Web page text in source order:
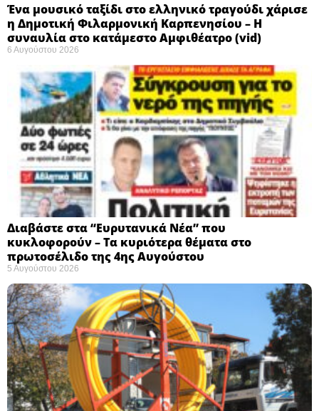
Ένα μουσικό ταξίδι στο ελληνικό τραγούδι χάρισε
η Δημοτική Φιλαρμονική Καρπενησίου – Η
συναυλία στο κατάμεστο Αμφιθέατρο (vid)
6 Αυγούστου 2026
Διαβάστε στα “Ευρυτανικά Νέα” που
κυκλοφορούν – Τα κυριότερα θέματα στο
πρωτοσέλιδο της 4ης Αυγούστου
5 Αυγούστου 2026